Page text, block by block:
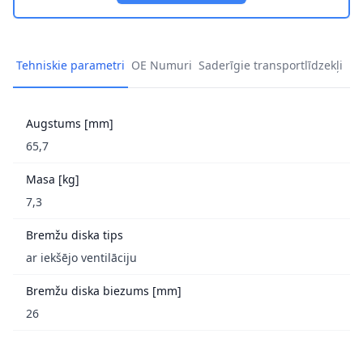
Tehniskie parametri OE Numuri Saderīgie transportlīdzekļi
Augstums [mm]
65,7
Masa [kg]
7,3
Bremžu diska tips
ar iekšējo ventilāciju
Bremžu diska biezums [mm]
26